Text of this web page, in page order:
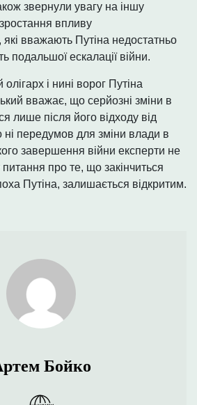
звернули увагу на іншу
впливу
які вважають Путіна недостатньо
подальшої ескалації війни.
і нині ворог Путіна
вважає, що серйозні зміни в
лише після його відходу від
передумов для зміни влади в
завершення війни експерти не
про те, що закінчиться
Путіна, залишається відкритим.
Бойко